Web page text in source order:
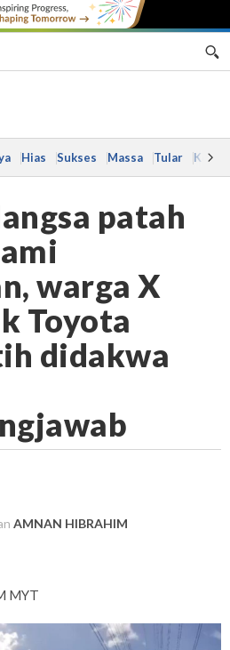
Hias Sukses Massa Tular Kes
patah
warga X
Toyota
didakwa
AMNAN HIBRAHIM
MYT